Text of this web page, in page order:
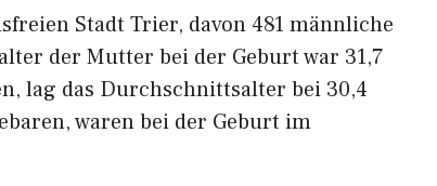
Stadt Trier, davon 481 männliche
der Mutter bei der Geburt war 31,7
lag das Durchschnittsalter bei 30,4
waren bei der Geburt im